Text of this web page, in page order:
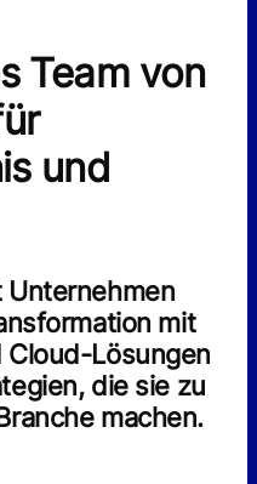
Team von
und
mit
Cloud-Lösungen
die sie zu
machen.